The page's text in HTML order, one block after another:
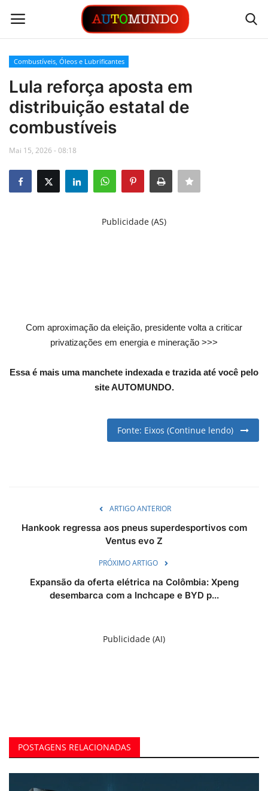
Login Registrar
Contato
Links
Busca Direta
Combustíveis, Óleos e Lubrificantes
Lula reforça aposta em
distribuição estatal de
combustíveis
Mai 15, 2026 - 08:18
Publicidade (AS)
Com aproximação da eleição, presidente volta a criticar
privatizações em energia e mineração >>>
Essa é mais uma manchete indexada e trazida até você pelo
site AUTOMUNDO.
Fonte: Eixos (Continue lendo)
ARTIGO ANTERIOR
Hankook regressa aos pneus superdesportivos com
Ventus evo Z
PRÓXIMO ARTIGO
Expansão da oferta elétrica na Colômbia: Xpeng
desembarca com a Inchcape e BYD p...
Publicidade (AI)
POSTAGENS RELACIONADAS